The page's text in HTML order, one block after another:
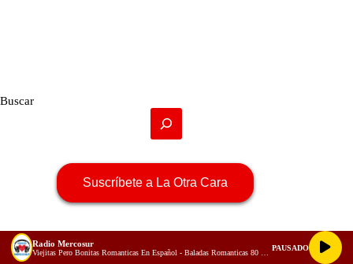
Buscar
Suscríbete a La Otra Cara
Radio Mercosur PAUSADO